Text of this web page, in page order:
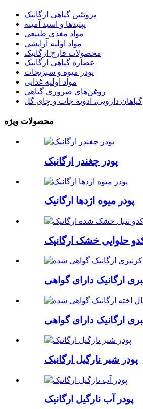
پروتئین گیاهی ارگانیک
پپتیدها و اسید آمینه
مواد مغذی طبیعی
مواد اولیه آرایشی
محصولات قارچ ارگانیک
عصاره گیاهی ارگانیک
پودر میوه و سبزیجات
مواد اولیه غذایی
روغن‌های ضروری گیاهی
گیاهان دارویی، ادویه جات و چای گل
محصولات ویژه
پودر چغندر ارگانیک
پودر میوه اژدها ارگانیک
پودر شیر نارگیل ارگانیک
پودر آب نارگیل ارگانیک